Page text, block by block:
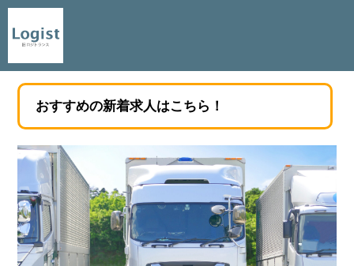
おすすめの新着求人はこちら！